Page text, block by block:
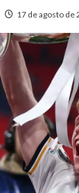
17 de agosto de